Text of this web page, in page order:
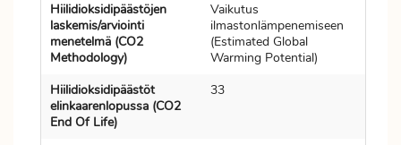
Hiilidioksidipäästöjen
laskemis/arviointi
menetelmä (CO2
Methodology)
Vaikutus
ilmastonlämpenemiseen
(Estimated Global
Warming Potential)
Hiilidioksidipäästöt
elinkaarenlopussa (CO2
End Of Life)
33